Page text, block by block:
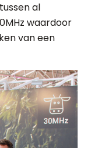
al
waardoor
van een